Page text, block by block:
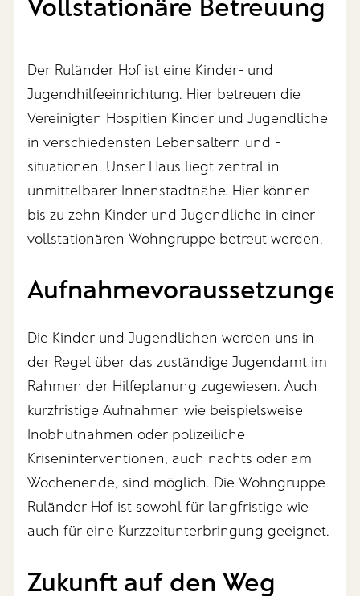
Der Ruländer Hof ist eine Kinder- und
Jugendhilfeeinrichtung. Hier betreuen die
Vereinigten Hospitien Kinder und Jugendliche
in verschiedensten Lebensaltern und -
situationen. Unser Haus liegt zentral in
unmittelbarer Innenstadtnähe. Hier können
bis zu zehn Kinder und Jugendliche in einer
vollstationären Wohngruppe betreut werden.
Die Kinder und Jugendlichen werden uns in
der Regel über das zuständige Jugendamt im
Rahmen der Hilfeplanung zugewiesen. Auch
kurzfristige Aufnahmen wie beispielsweise
Inobhutnahmen oder polizeiliche
Kriseninterventionen, auch nachts oder am
Wochenende, sind möglich. Die Wohngruppe
Ruländer Hof ist sowohl für langfristige wie
auch für eine Kurzzeitunterbringung geeignet.
Zukunft auf den Weg